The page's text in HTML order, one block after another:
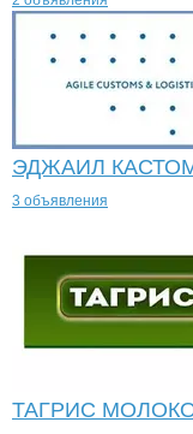
ЭДЖАИЛ
3 объявления
ТАГРИС